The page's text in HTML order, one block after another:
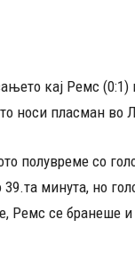
кај Ремс
носи пласман во
полувреме со
39.та минута, но
Ремс се бранеше и